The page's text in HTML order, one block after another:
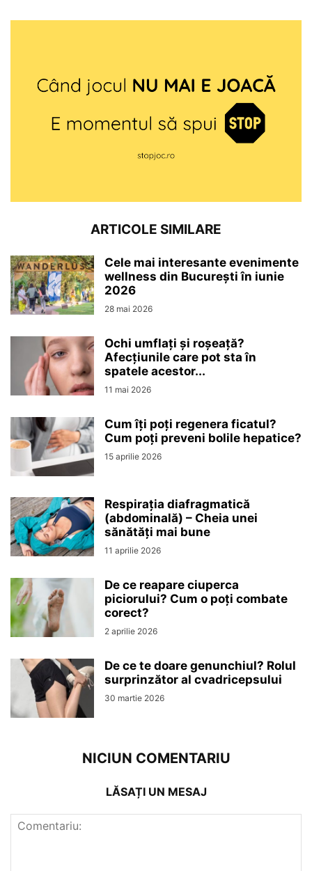
ARTICOLE SIMILARE
Cele mai interesante evenimente
wellness din București în iunie
2026
28 mai 2026
Ochi umflați și roșeață?
Afecțiunile care pot sta în
spatele acestor...
11 mai 2026
Cum îți poți regenera ficatul?
Cum poți preveni bolile hepatice?
15 aprilie 2026
Respirația diafragmatică
(abdominală) – Cheia unei
sănătăți mai bune
11 aprilie 2026
De ce reapare ciuperca
piciorului? Cum o poți combate
corect?
2 aprilie 2026
De ce te doare genunchiul? Rolul
surprinzător al cvadricepsului
30 martie 2026
NICIUN COMENTARIU
LĂSAȚI UN MESAJ